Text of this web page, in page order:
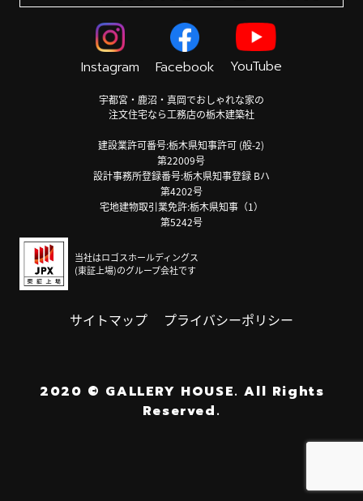
Instagram Facebook YouTube
宇都宮・鹿沼・真岡でおしゃれな家の
注文住宅なら工務店の栃木建築社
建設業許可番号:栃木県知事許可 (般-2)
第22009号
設計事務所登録番号:栃木県知事登録 Bハ
第4202号
宅地建物取引業免許:栃木県知事（1）
第5242号
当社はロゴスホールディングス
(東証上場)のグループ会社です
サイトマップ プライバシーポリシー
2020 © GALLERY HOUSE. All Rights
Reserved.